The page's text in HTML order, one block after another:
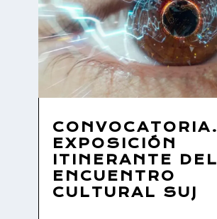
CONVOCATORIA.
EXPOSICIÓN
ITINERANTE DEL
ENCUENTRO
CULTURAL SUJ